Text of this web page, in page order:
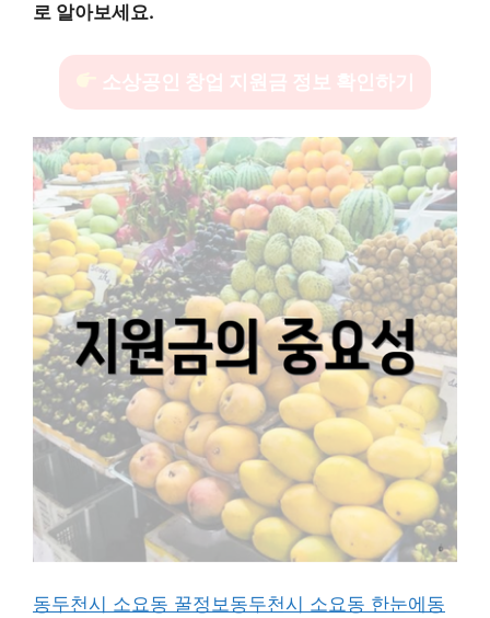
로 알아보세요.
소상공인 창업 지원금 정보 확인하기
동두천시 소요동 꿀정보 동두천시 소요동 한눈에동